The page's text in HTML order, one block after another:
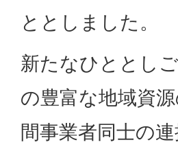
ととしました。
新たなひととし
の豊富な地域資
間事業者同士の